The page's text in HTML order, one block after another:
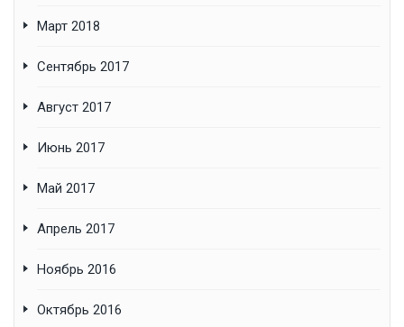
Март 2018
Сентябрь 2017
Август 2017
Июнь 2017
Май 2017
Апрель 2017
Ноябрь 2016
Октябрь 2016